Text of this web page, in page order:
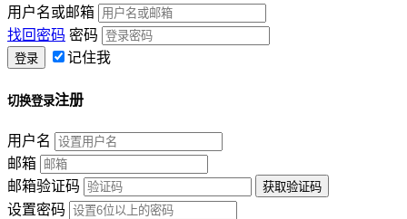
用户名或邮箱
找回密码 密码
记住我
切换登录注册
用户名
邮箱
邮箱验证码
设置密码